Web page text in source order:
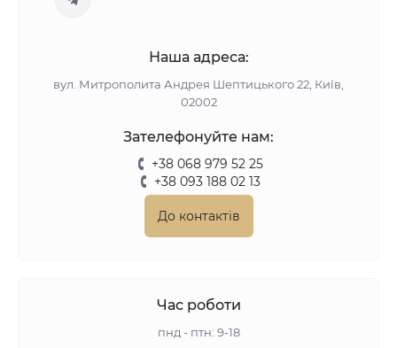
Наша адреса:
вул. Митрополита Андрея Шептицького 22, Київ,
02002
Зателефонуйте нам:
+38 068 979 52 25
+38 093 188 02 13
До контактів
Час роботи
пнд - птн: 9-18